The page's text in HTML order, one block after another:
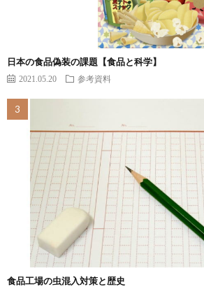
日本の食品偽装の課題【食品と科学】
2021.05.20 参考資料
食品工場の虫混入対策と歴史